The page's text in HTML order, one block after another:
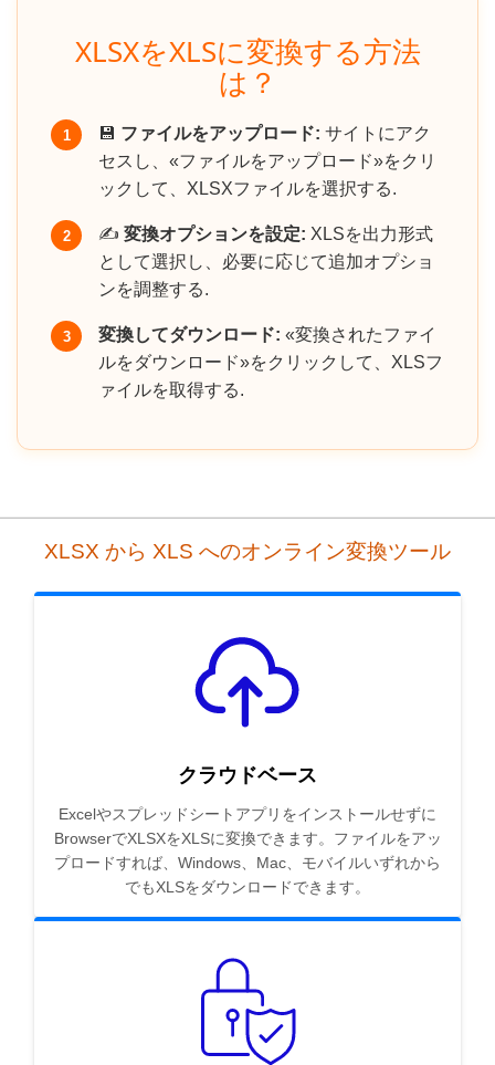
XLSXをXLSに変換する方法
は？
1 💾 ファイルをアップロード: サイトにアク
セスし、«ファイルをアップロード»をクリ
ックして、XLSXファイルを選択する.
2 ✍️ 変換オプションを設定: XLSを出力形式
として選択し、必要に応じて追加オプショ
ンを調整する.
3 変換してダウンロード: «変換されたファイ
ルをダウンロード»をクリックして、XLSフ
ァイルを取得する.
XLSX から XLS へのオンライン変換ツール
クラウドベース
Excelやスプレッドシートアプリをインストールせずに
BrowserでXLSXをXLSに変換できます。ファイルをアッ
プロードすれば、Windows、Mac、モバイルいずれから
でもXLSをダウンロードできます。